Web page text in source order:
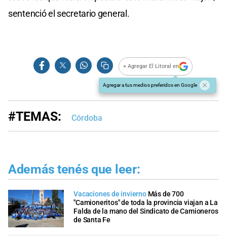
sentenció el secretario general.
+ Agregar El Litoral en
Agregar a tus medios preferidos en Google
#TEMAS: Córdoba
Además tenés que leer:
Vacaciones de invierno Más de 700
"Camioneritos" de toda la provincia viajan a La
Falda de la mano del Sindicato de Camioneros
de Santa Fe